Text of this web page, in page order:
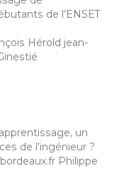
de l’ENSET
Hérold jean-
un
de l’ingénieur ?
Philippe